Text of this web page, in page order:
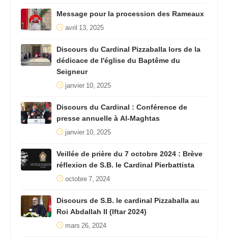
Message pour la procession des Rameaux
avril 13, 2025
Discours du Cardinal Pizzaballa lors de la
dédicace de l'église du Baptême du
Seigneur
janvier 10, 2025
Discours du Cardinal : Conférence de
presse annuelle à Al-Maghtas
janvier 10, 2025
Veillée de prière du 7 octobre 2024 : Brève
réflexion de S.B. le Cardinal Pierbattista
octobre 7, 2024
Discours de S.B. le cardinal Pizzaballa au
Roi Abdallah II (Iftar 2024)
mars 26, 2024